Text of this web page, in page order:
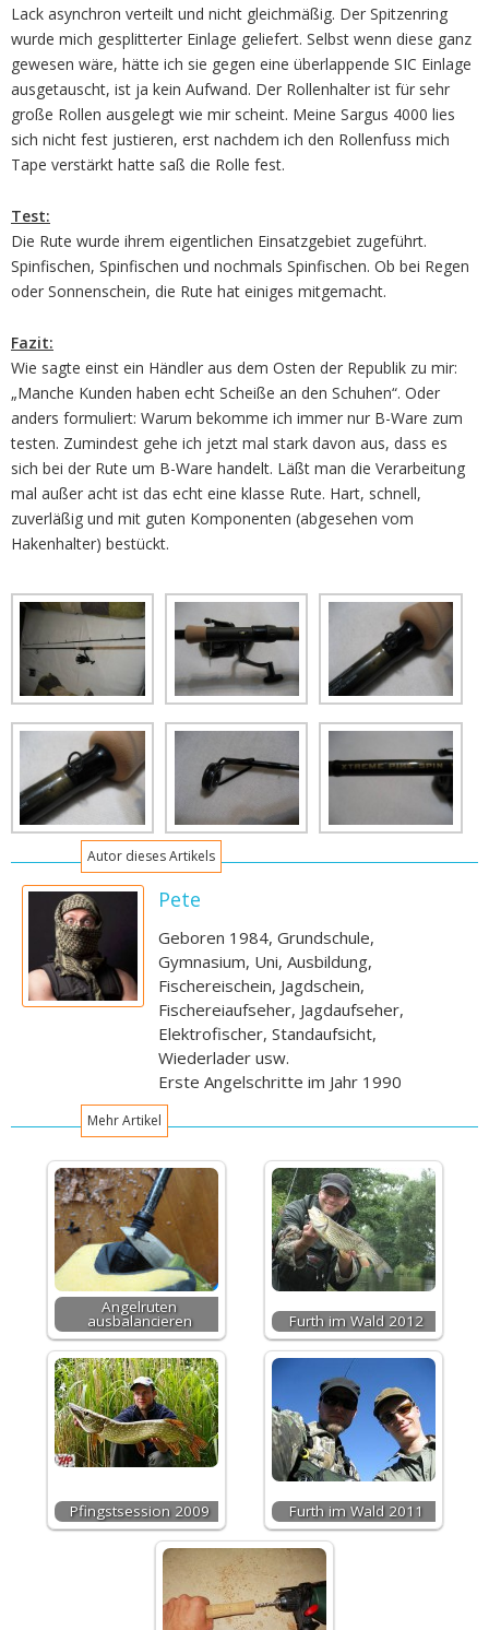
Lack asynchron verteilt und nicht gleichmäßig. Der Spitzenring
wurde mich gesplitterter Einlage geliefert. Selbst wenn diese ganz
gewesen wäre, hätte ich sie gegen eine überlappende SIC Einlage
ausgetauscht, ist ja kein Aufwand. Der Rollenhalter ist für sehr
große Rollen ausgelegt wie mir scheint. Meine Sargus 4000 lies
sich nicht fest justieren, erst nachdem ich den Rollenfuss mich
Tape verstärkt hatte saß die Rolle fest.
Test:
Die Rute wurde ihrem eigentlichen Einsatzgebiet zugeführt.
Spinfischen, Spinfischen und nochmals Spinfischen. Ob bei Regen
oder Sonnenschein, die Rute hat einiges mitgemacht.
Fazit:
Wie sagte einst ein Händler aus dem Osten der Republik zu mir:
„Manche Kunden haben echt Scheiße an den Schuhen“. Oder
anders formuliert: Warum bekomme ich immer nur B-Ware zum
testen. Zumindest gehe ich jetzt mal stark davon aus, dass es
sich bei der Rute um B-Ware handelt. Läßt man die Verarbeitung
mal außer acht ist das echt eine klasse Rute. Hart, schnell,
zuverläßig und mit guten Komponenten (abgesehen vom
Hakenhalter) bestückt.
Autor dieses Artikels
Pete
Geboren 1984, Grundschule,
Gymnasium, Uni, Ausbildung,
Fischereischein, Jagdschein,
Fischereiaufseher, Jagdaufseher,
Elektrofischer, Standaufsicht,
Wiederlader usw.
Erste Angelschritte im Jahr 1990
Mehr Artikel
Angelruten
ausbalancieren Furth im Wald 2012
Pfingstsession 2009 Furth im Wald 2011